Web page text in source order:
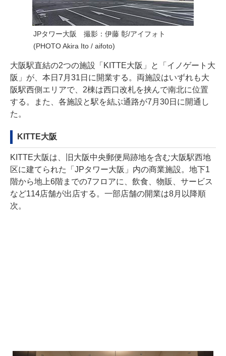
JPタワー大阪 撮影：伊藤 彰/アイフォト
(PHOTO Akira Ito / aifoto)
大阪駅直結の2つの施設「KITTE大阪」と「イノゲート大
阪」が、本日7月31日に開業する。両施設はいずれも大
阪駅西側エリアで、2棟は西口改札を挟んで南北に位置
する。また、各施設と駅を結ぶ通路が7月30日に開通し
た。
KITTE大阪
KITTE大阪は、旧大阪中央郵便局跡地を含む大阪駅西地
区に建てられた「JPタワー大阪」内の商業施設。地下1
階から地上6階までの7フロアに、飲食、物販、サービス
など114店舗が出店する。一部店舗の開業は8月以降順
次。